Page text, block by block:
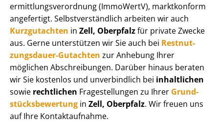
ermitt­lungs­ver­ord­nung (ImmoWertV), marktkonform
angefertigt. Selbst­ver­ständ­lich arbeiten wir auch
Kurzgutachten in Zell, Oberpfalzfür private Zwecke
aus. Gerne unterstützen wir Sie auch bei Rest­nut­
zungs­dau­er-Gutachten zur Anhebung Ihrer
möglichen Abschreibungen. Darüber hinaus beraten
wir Sie kostenlos und unverbindlich bei inhaltlichen
sowie rechtlichen Fragestellungen zu Ihrer Grund­
stücks­be­wer­tung in Zell, Oberpfalz. Wir freuen uns
auf Ihre Kontaktaufnahme.